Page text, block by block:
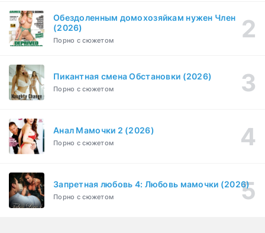
Сутенёры (2023)
1 сезон
1-6 серия
Обездоленным домохозяйкам нужен Член
(2026)
Порно с сюжетом
Пикантная смена Обстановки (2026)
Порно с сюжетом
Анал Мамочки 2 (2026)
Порно с сюжетом
Запретная любовь 4: Любовь мамочки (2026)
Порно с сюжетом